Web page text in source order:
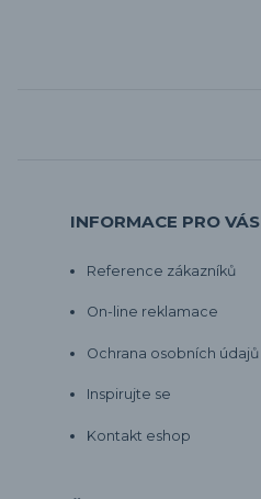
INFORMACE PRO VÁS
Reference zákazníků
On-line reklamace
Ochrana osobních údajů
Inspirujte se
Kontakt eshop